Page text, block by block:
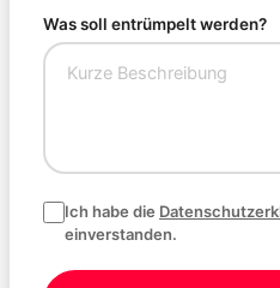
Was soll entrümpelt werden?
Ich habe die
einverstanden.